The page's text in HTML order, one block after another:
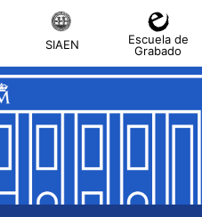
SIAEN
Escuela de
Grabado